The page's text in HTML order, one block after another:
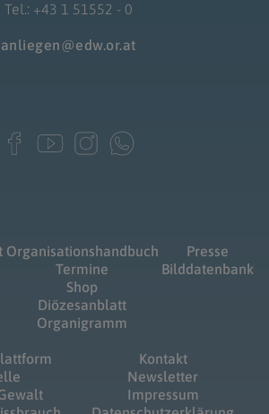
Tel.: +43 1 51552 - 0
anliegen@edw.or.at
Organisationshandbuch
Termine
Shop
Diözesanblatt
Organigramm
Presse
Bilddatenbank
Kontakt
Newsletter
Impressum